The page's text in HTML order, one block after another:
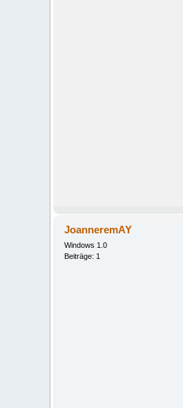
JoanneremAY
Windows 1.0
Beiträge: 1